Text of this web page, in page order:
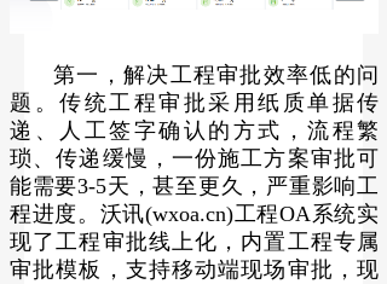
第一，解决工程审批效率低的问
题。传统工程审批采用纸质单据传
递、人工签字确认的方式，流程繁
琐、传递缓慢，一份施工方案审批可
能需要3-5天，甚至更久，严重影响工
程进度。沃讯(wxoa.cn)工程OA系统实
现了工程审批线上化，内置工程专属
审批模板，支持移动端现场审批，现